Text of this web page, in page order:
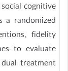
cognitive
a randomized
fidelity
to evaluate
treatment